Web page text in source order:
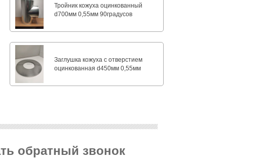
Тройник кожуха оцинкованный
d700мм 0,55мм 90градусов
Заглушка кожуха с отверстием
оцинкованная d450мм 0,55мм
обратный звонок